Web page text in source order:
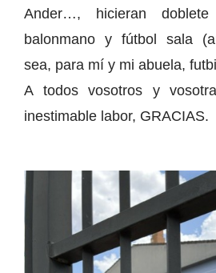
Ander…, hicieran
balonmano y fútbol sala
sea, para mí y mi abuela,
A todos vosotros y
inestimable labor, GRACIAS.